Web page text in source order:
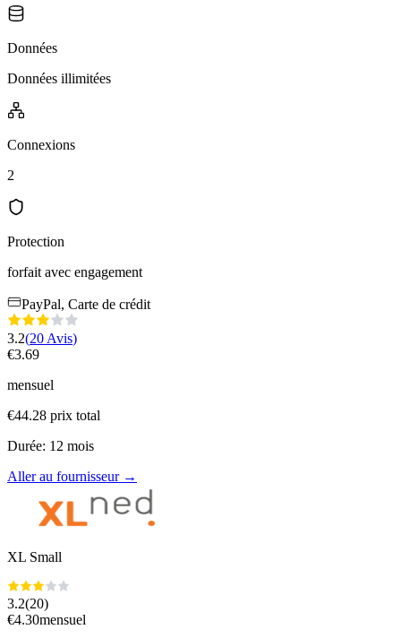
Données
Données illimitées
Connexions
2
Protection
forfait avec engagement
PayPal, Carte de crédit
3.2(20 Avis)
€3.69
mensuel
€44.28 prix total
Durée: 12 mois
Aller au fournisseur→
XL Small
3.2(20)
€4.30mensuel